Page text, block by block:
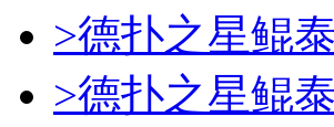
>德扑之星鲲
>德扑之星鲲